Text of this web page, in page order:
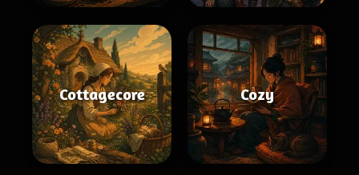
Cottagecore Cozy